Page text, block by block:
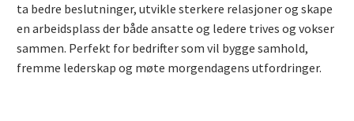
ta bedre beslutninger, utvikle sterkere relasjoner og skape
en arbeidsplass der både ansatte og ledere trives og vokser
sammen. Perfekt for bedrifter som vil bygge samhold,
fremme lederskap og møte morgendagens utfordringer.